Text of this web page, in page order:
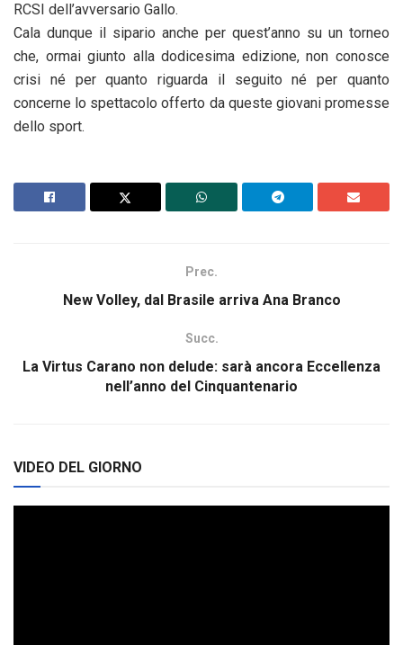
RCSI dell’avversario Gallo.
Cala dunque il sipario anche per quest’anno su un torneo
che, ormai giunto alla dodicesima edizione, non conosce
crisi né per quanto riguarda il seguito né per quanto
concerne lo spettacolo offerto da queste giovani promesse
dello sport.
Prec.
New Volley, dal Brasile arriva Ana Branco
Succ.
La Virtus Carano non delude: sarà ancora Eccellenza
nell’anno del Cinquantenario
VIDEO DEL GIORNO